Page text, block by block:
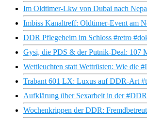
Im Oldtimer-Lkw von Dubai nach
Imbiss Kanaltreff: Oldtimer-Event am
DDR Pflegeheim im Schloss #retro
Gysi, die PDS & der Putnik-Deal: 107
Wettleuchten statt Wettrüsten: Wie die
Trabant 601 LX: Luxus auf DDR-Art
Aufklärung über Sexarbeit in der
Wochenkrippen der DDR: